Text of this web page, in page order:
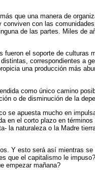
que una manera de
con las
de las partes. Miles de
el soporte de culturas
correspondientes a
una producción más
como único camino
o de disminución de la
se apuesta mucho en
en el corto plazo en
la naturaleza o la Madre
Y esto será así mientras se
que el capitalismo le
empezar mañana?